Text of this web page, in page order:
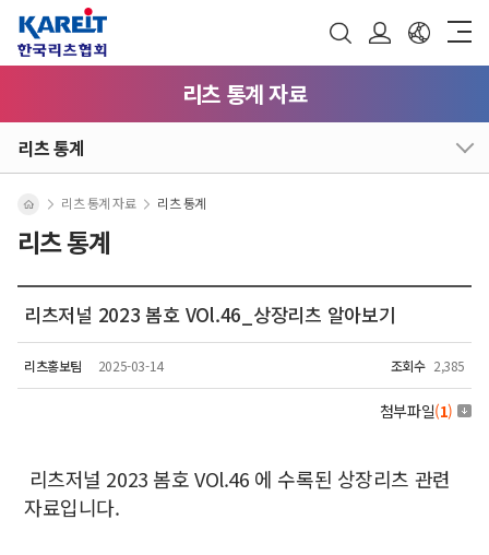
리츠 통계 자료
리츠 통계
리츠 통계
리츠 통계 자료 리츠 통계
리츠저널 2023 봄호 VOl.46_상장리츠 알아보기
리츠홍보팀 2025-03-14 조회수 2,385
첨부파일(1)
리츠저널 2023 봄호 VOl.46 에 수록된 상장리츠 관련
자료입니다.